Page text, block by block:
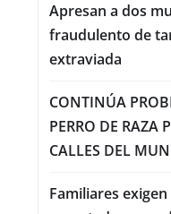
Apresan a dos
fraudulento de
extraviada
CONTINÚA
PERRO DE RAZA
CALLES DEL
Familiares